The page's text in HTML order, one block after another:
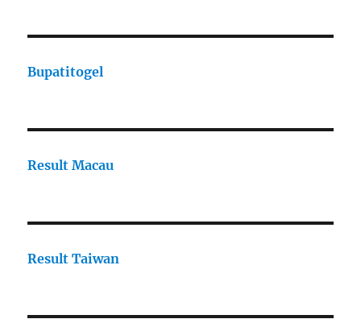
Bupatitogel
Result Macau
Result Taiwan